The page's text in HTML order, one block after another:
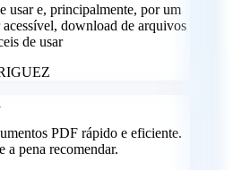
usar e, principalmente, por um
acessível, download de arquivos
de usar
PDF rápido e eficiente.
a pena recomendar.